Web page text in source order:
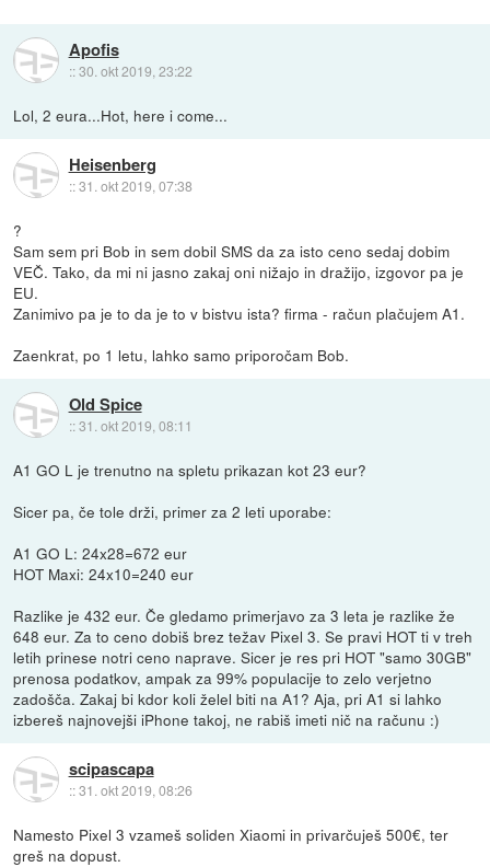
Apofis
::30. okt 2019, 23:22
Lol, 2 eura...Hot, here i come...
Heisenberg
::31. okt 2019, 07:38
?
Sam sem pri Bob in sem dobil SMS da za isto ceno sedaj dobim
VEČ. Tako, da mi ni jasno zakaj oni nižajo in dražijo, izgovor pa je
EU.
Zanimivo pa je to da je to v bistvu ista? firma - račun plačujem A1.
Zaenkrat, po 1 letu, lahko samo priporočam Bob.
Old Spice
::31. okt 2019, 08:11
A1 GO L je trenutno na spletu prikazan kot 23 eur?
Sicer pa, če tole drži, primer za 2 leti uporabe:
A1 GO L: 24x28=672 eur
HOT Maxi: 24x10=240 eur
Razlike je 432 eur. Če gledamo primerjavo za 3 leta je razlike že
648 eur. Za to ceno dobiš brez težav Pixel 3. Se pravi HOT ti v treh
letih prinese notri ceno naprave. Sicer je res pri HOT "samo 30GB"
prenosa podatkov, ampak za 99% populacije to zelo verjetno
zadošča. Zakaj bi kdor koli želel biti na A1? Aja, pri A1 si lahko
izbereš najnovejši iPhone takoj, ne rabiš imeti nič na računu :)
scipascapa
::31. okt 2019, 08:26
Namesto Pixel 3 vzameš soliden Xiaomi in privarčuješ 500€, ter
greš na dopust.